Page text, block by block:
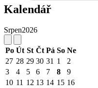
Kalendář
Srpen2026
Po Út St Čt Pá So Ne
27 28 29 30 31 1
2
3
4 5 6 7 8
9
10 11 12 13 14 15 16